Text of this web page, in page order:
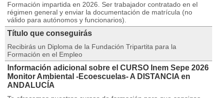
Formación impartida en 2026. Ser trabajador contratado en el
régimen general y enviar la documentación de matrícula (no
válido para autónomos y funcionarios).
Título que conseguirás
Recibirás un Diploma de la Fundación Tripartita para la
Formación en el Empleo
Información adicional sobre el CURSO Inem Sepe 2026
Monitor Ambiental -Ecoescuelas- A DISTANCIA en
ANDALUCÍA